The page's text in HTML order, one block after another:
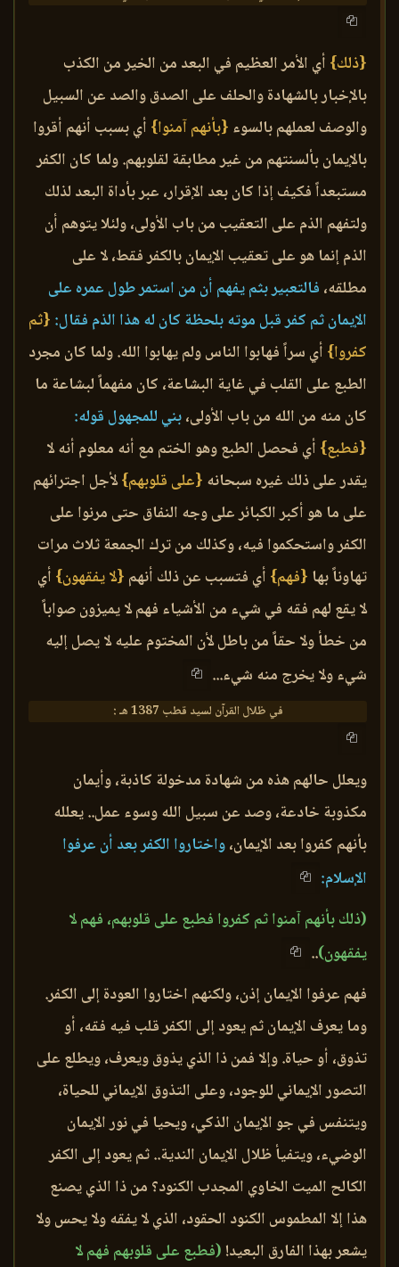
{ذلك} أي الأمر العظيم في البعد من الخير من الكذب
بالإخبار بالشهادة والحلف على الصدق والصد عن السبيل
والوصف لعملهم بالسوء {بأنهم آمنوا} أي بسبب أنهم أقروا
بالإيمان بألسنتهم من غير مطابقة لقلوبهم. ولما كان الكفر
مستبعداً فكيف إذا كان بعد الإقرار، عبر بأداة البعد لذلك
ولتفهم الذم على التعقيب من باب الأولى، ولئلا يتوهم أن
الذم إنما هو على تعقيب الإيمان بالكفر فقط، لا على
مطلقه، فالتعبير بثم يفهم أن من استمر طول عمره على
الإيمان ثم كفر قبل موته بلحظة كان له هذا الذم فقال: {ثم
كفروا} أي سراً فهابوا الناس ولم يهابوا الله. ولما كان مجرد
الطبع على القلب في غاية البشاعة، كان مفهماً لبشاعة ما
كان منه من الله من باب الأولى،بني للمجهول قوله:
{فطبع} أي فحصل الطبع وهو الختم مع أنه معلوم أنه لا
يقدر على ذلك غيره سبحانه {على قلوبهم}لأجل اجترائهم
على ما هو أكبر الكبائر على وجه النفاق حتى مرنوا على
الكفر واستحكموا فيه، وكذلك من ترك الجمعة ثلاث مرات
تهاوناً بها {فهم} أي فتسبب عن ذلك أنهم {لا يفقهون} أي
لا يقع لهم فقه في شيء من الأشياء فهم لا يميزون صواباً
من خطأ ولا حقاً من باطل لأن المختوم عليه لا يصل إليه
شيء ولا يخرج منه شيء...
في ظلال القرآن لسيد قطب 1387 هـ :
ويعلل حالهم هذه من شهادة مدخولة كاذبة، وأيمان
مكذوبة خادعة، وصد عن سبيل الله وسوء عمل.. يعلله
بأنهم كفروا بعد الإيمان،واختاروا الكفر بعد أن عرفوا
الإسلام:
(ذلك بأنهم آمنوا ثم كفروا فطبع على قلوبهم، فهم لا
يفقهون)..
فهم عرفوا الإيمان إذن، ولكنهم اختاروا العودة إلى الكفر.
وما يعرف الإيمان ثم يعود إلى الكفر قلب فيه فقه، أو
تذوق، أو حياة. وإلا فمن ذا الذي يذوق ويعرف، ويطلع على
التصور الإيماني للوجود، وعلى التذوق الإيماني للحياة،
ويتنفس في جو الإيمان الذكي، ويحيا في نور الإيمان
الوضيء، ويتفيأ ظلال الإيمان الندية.. ثم يعود إلى الكفر
الكالح الميت الخاوي المجدب الكنود؟ من ذا الذي يصنع
هذا إلا المطموس الكنود الحقود، الذي لا يفقه ولا يحس ولا
يشعر بهذا الفارق البعيد! (فطبع على قلوبهم فهم لا